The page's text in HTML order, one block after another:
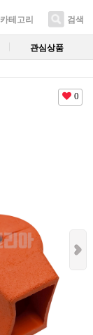
카테고리 검색
관심상품
0